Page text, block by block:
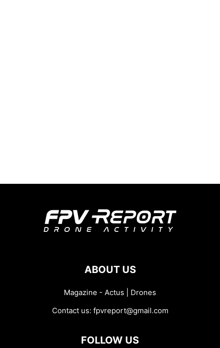
ABOUT US
Magazine - Actus | Drones
Contact us: fpvreport@gmail.com
FOLLOW US